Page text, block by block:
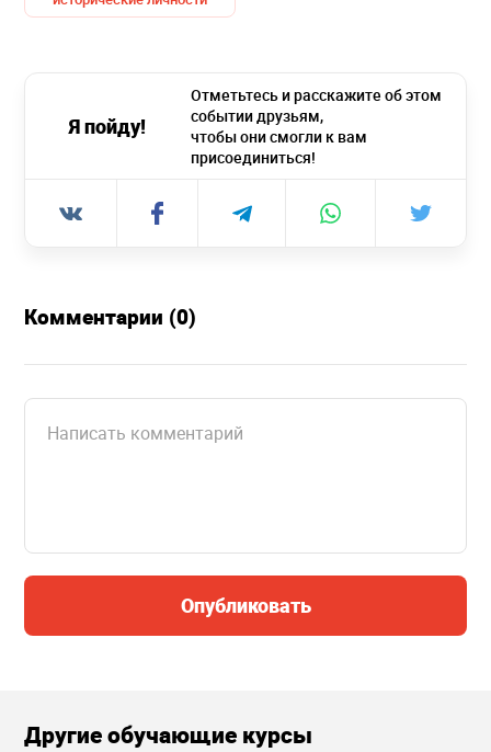
Я пойду!
Отметьтесь и расскажите об этом
событии друзьям,
чтобы они смогли к вам
присоединиться!
Комментарии (0)
Опубликовать
Другие обучающие курсы